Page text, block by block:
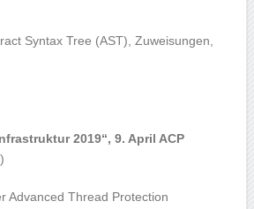
Syntax Tree (AST), Zuweisungen,
2019“, 9. April ACP
)
Advanced Thread Protection